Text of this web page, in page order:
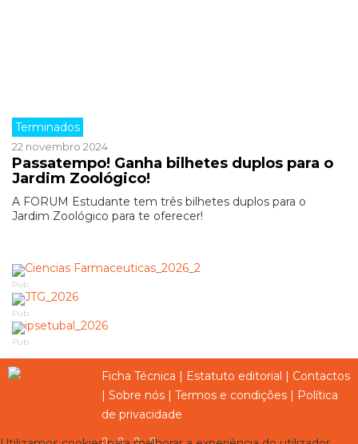
Terminados
22 novembro 2024
Passatempo! Ganha bilhetes duplos para o
Jardim Zoológico!
A FORUM Estudante tem três bilhetes duplos para o
Jardim Zoológico para te oferecer!
Pub
Pub
Pub
Ficha Técnica Estatuto editorial
Contactos
Sobre nós Termos e condições
Política
de privacidade